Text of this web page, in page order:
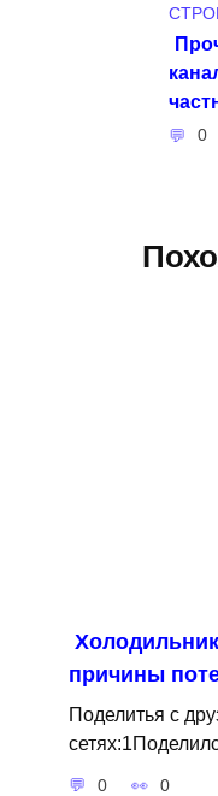
0
причины
Поделитья с
0 0